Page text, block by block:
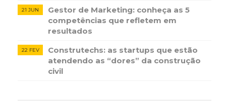
21 JUN
Gestor de Marketing: conheça as 5
competências que refletem em
resultados
22 FEV
Construtechs: as startups que estão
atendendo as “dores” da construção
civil